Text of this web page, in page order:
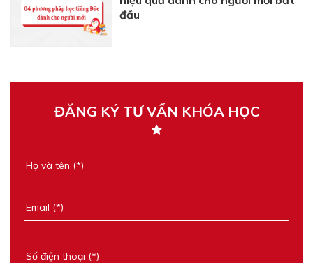
đầu
ĐĂNG KÝ TƯ VẤN KHÓA HỌC